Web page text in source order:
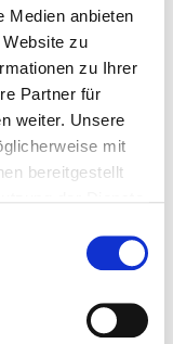
Medien anbieten
zu
zu Ihrer
Partner für
weiter. Unsere
mit
bereitgestellt
gefertigt und
durch
und des